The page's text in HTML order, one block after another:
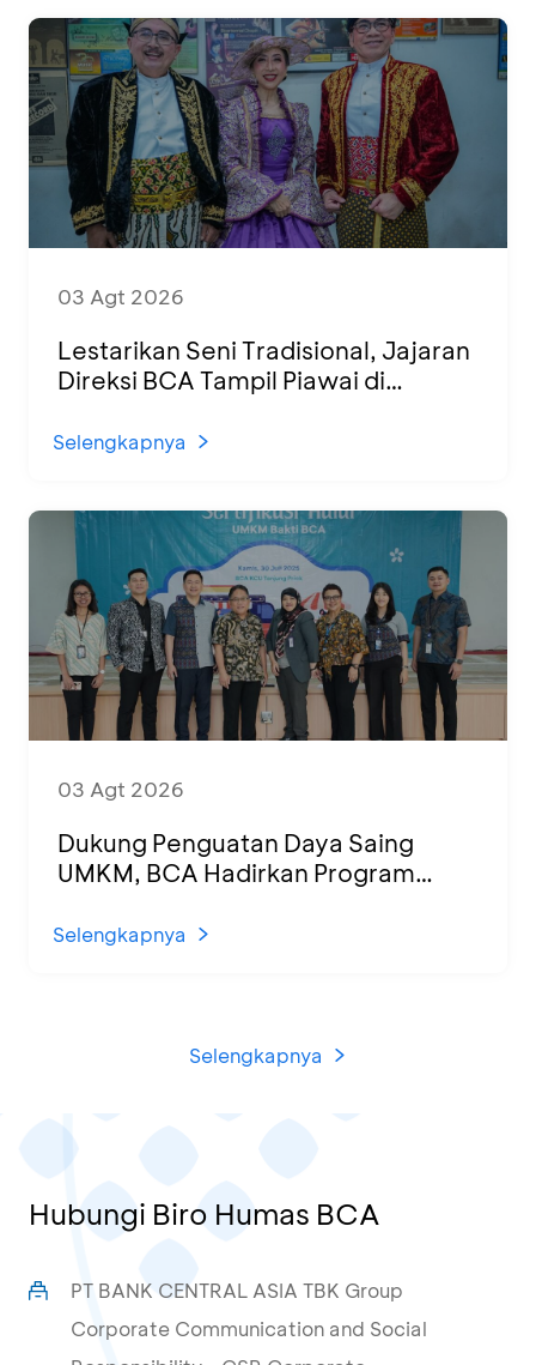
03 Agt 2026
Lestarikan Seni Tradisional, Jajaran
Direksi BCA Tampil Piawai di
Selengkapnya
03 Agt 2026
Dukung Penguatan Daya Saing
UMKM, BCA Hadirkan Program
di KCU Tanjung Priok
Selengkapnya
Selengkapnya
Hubungi Biro Humas BCA
PT BANK CENTRAL ASIA TBK Group
Corporate Communication and Social